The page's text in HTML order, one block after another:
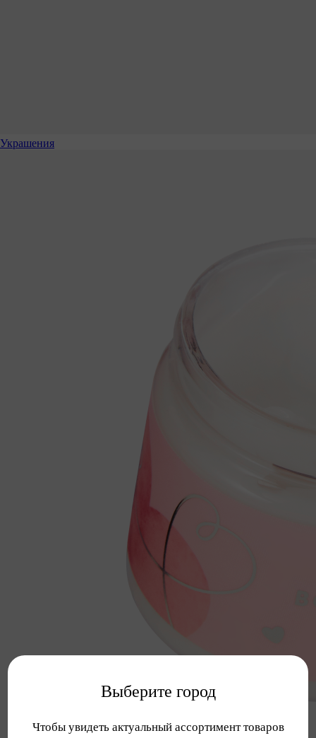
Украшения
Выберите город
Чтобы увидеть актуальный ассортимент товаров